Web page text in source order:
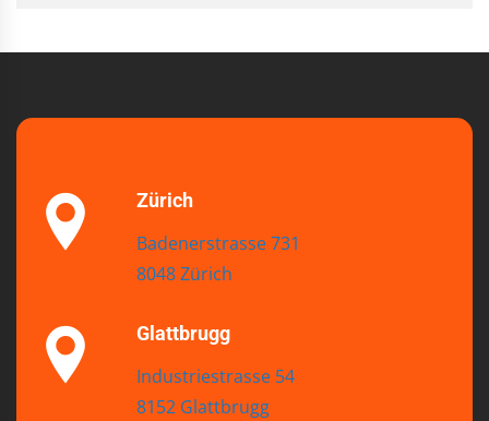
Zürich
Badenerstrasse 731
8048 Zürich
Glattbrugg
Industriestrasse 54
8152 Glattbrugg